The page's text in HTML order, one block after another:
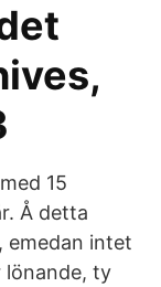
15
Å detta
emedan intet
lönande, ty